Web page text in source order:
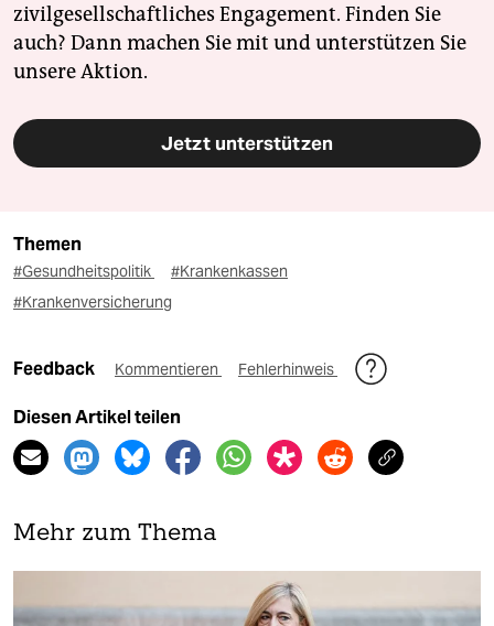
zivilgesellschaftliches Engagement. Finden Sie
auch? Dann machen Sie mit und unterstützen Sie
unsere Aktion.
Jetzt unterstützen
Themen
#Gesundheitspolitik
#Krankenkassen
#Krankenversicherung
Feedback Kommentieren Fehlerhinweis
Diesen Artikel teilen
Mehr zum Thema